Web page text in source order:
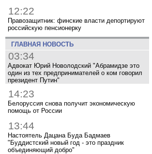
12:22
Правозащитник: финские власти депортируют
российскую пенсионерку
ГЛАВНАЯ НОВОСТЬ
03:34
Адвокат Юрий Новолодский "Абрамидзе это
один из тех предпринимателей о ком говорил
президент Путин"
14:23
Белоруссия снова получит экономическую
помощь от России
13:44
Настоятель Дацана Буда Бадмаев
"Буддистский новый год - это праздник
объединяющий добро"